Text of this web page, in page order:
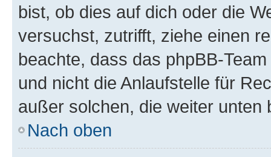
bist, ob dies auf dich oder die
versuchst, zutrifft, ziehe einen
beachte, dass das phpBB-
und nicht die Anlaufstelle für
außer solchen, die weiter unten
Nach oben